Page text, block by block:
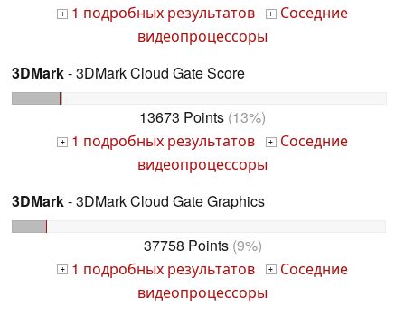
+ 1 подробных результатов + Соседние
видеопроцессоры
3DMark- 3DMark Cloud Gate Score
13673 Points (13%)
+ 1 подробных результатов + Соседние
видеопроцессоры
3DMark- 3DMark Cloud Gate Graphics
37758 Points(9%)
+ 1 подробных результатов + Соседние
видеопроцессоры